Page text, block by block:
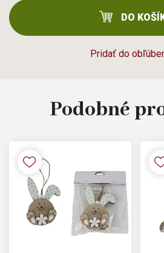
Pridať do
DO
Podobné